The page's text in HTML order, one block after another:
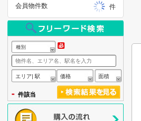
会員物件数
件
種別
エリア| 駅 価格 面積
- 件該当